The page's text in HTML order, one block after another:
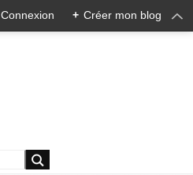
Connexion + Créer mon blog